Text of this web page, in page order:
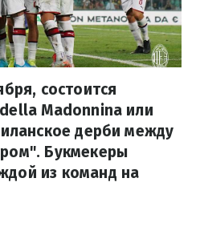
состоится
Madonnina или
дерби между
Букмекеры
из команд на